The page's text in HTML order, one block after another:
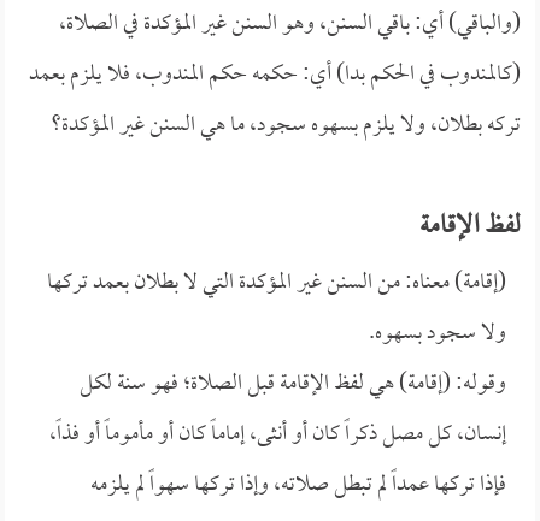
(والباقي) أي: باقي السنن، وهو السنن غير المؤكدة في الصلاة،
(كالمندوب في الحكم بدا) أي: حكمه حكم المندوب، فلا يلزم بعمد
تركه بطلان، ولا يلزم بسهوه سجود، ما هي السنن غير المؤكدة؟
لفظ الإقامة
(إقامة) معناه: من السنن غير المؤكدة التي لا بطلان بعمد تركها
ولا سجود بسهوه.
وقوله: (إقامة) هي لفظ الإقامة قبل الصلاة؛ فهو سنة لكل
إنسان، كل مصل ذكراً كان أو أنثى، إماماً كان أو مأموماً أو فذاً،
فإذا تركها عمداً لم تبطل صلاته، وإذا تركها سهواً لم يلزمه